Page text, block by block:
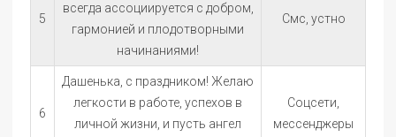
5
всегда ассоциируется с добром,
гармонией и плодотворными
начинаниями!
Смс, устно
6
Дашенька, с праздником! Желаю
легкости в работе, успехов в
личной жизни, и пусть ангел
Соцсети,
мессенджеры